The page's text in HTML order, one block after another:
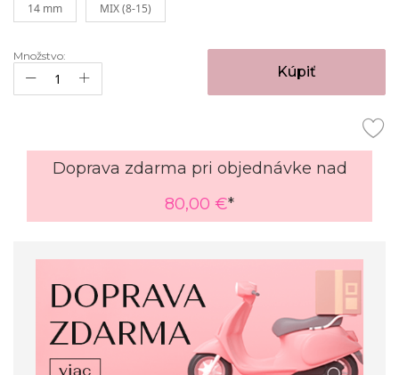
14 mm MIX (8-15)
Množstvo:
Kúpiť
Doprava zdarma pri objednávke nad
80,00 €*